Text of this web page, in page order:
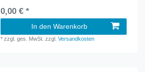
0,00 € *
In den Warenkorb
*zzgl. ges. MwSt. zzgl.Versandkosten